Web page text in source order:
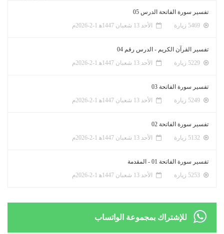
تفسير سورة الفاتحة الدرس 05
الأحد 13 شعبان 1447ﻫ 1-2-2026م
تفسير القرآن الكريم - الدرس رقم 04
الأحد 13 شعبان 1447ﻫ 1-2-2026م
تفسير سورة الفاتحة 03
الأحد 13 شعبان 1447ﻫ 1-2-2026م
تفسير سورة الفاتحة 02
الأحد 13 شعبان 1447ﻫ 1-2-2026م
تفسير سورة الفاتحة 01 - المقدمة
الأحد 13 شعبان 1447ﻫ 1-2-2026م
للإشتراك بمجموعة الواتساب